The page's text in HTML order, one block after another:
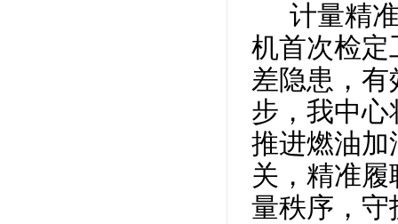
计量精
机首次检
差隐患，
步，我中
推进燃油
关，精准
量秩序，